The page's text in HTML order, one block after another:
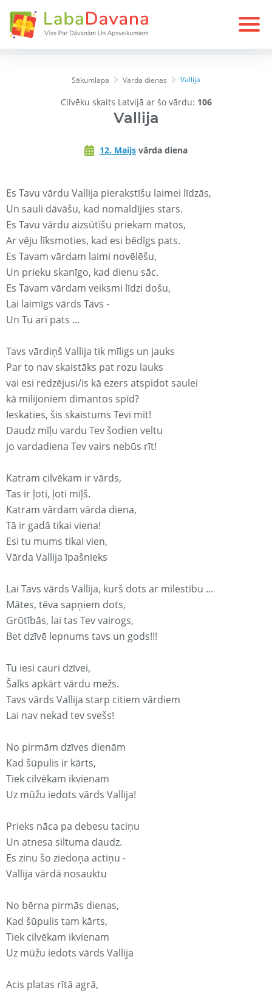
Sākumlapa Varda dienas Vallija
Cilvēku skaits Latvijā ar šo vārdu: 106
Vallija
12. Maijs vārda diena
Es Tavu vārdu Vallija pierakstīšu laimei līdzās,
Un sauli dāvāšu, kad nomaldījies stars.
Es Tavu vārdu aizsūtīšu priekam matos,
Ar vēju līksmoties, kad esi bēdīgs pats.
Es Tavam vārdam laimi novēlēšu,
Un prieku skanīgo, kad dienu sāc.
Es Tavam vārdam veiksmi līdzi došu,
Lai laimīgs vārds Tavs -
Un Tu arī pats ...
Tavs vārdiņš Vallija tik mīligs un jauks
Par to nav skaistāks pat rozu lauks
vai esi redzējusi/is kā ezers atspidot saulei
kā milijoniem dimantos spīd?
Ieskaties, šis skaistums Tevi mīt!
Daudz mīļu vardu Tev šodien veltu
jo vardadiena Tev vairs nebūs rīt!
Katram cilvēkam ir vārds,
Tas ir ļoti, ļoti mīļš.
Katram vārdam vārda diena,
Tā ir gadā tikai viena!
Esi tu mums tikai vien,
Vārda Vallija īpašnieks
Lai Tavs vārds Vallija, kurš dots ar mīlestību ...
Mātes, tēva sapņiem dots,
Grūtībās, lai tas Tev vairogs,
Bet dzīvē lepnums tavs un gods!!!
Tu iesi cauri dzīvei,
Šalks apkārt vārdu mežs.
Tavs vārds Vallija starp citiem vārdiem
Lai nav nekad tev svešs!
No pirmām dzīves dienām
Kad šūpulis ir kārts,
Tiek cilvēkam ikvienam
Uz mūžu iedots vārds Vallija!
Prieks nāca pa debesu taciņu
Un atnesa siltuma daudz.
Es zinu šo ziedoņa actiņu -
Vallija vārdā nosauktu
No bērna pirmās dienas,
Kad šūpulis tam kārts,
Tiek cilvēkam ikvienam
Uz mūžu iedots vārds Vallija
Acis platas rītā agrā,